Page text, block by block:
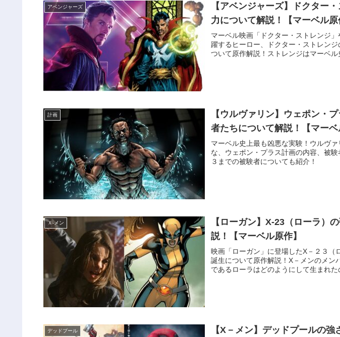
アベンジャーズ
【アベンジャーズ】ドクター
力について解説！【マーベル原
マーベル映画「ドクター・ストレンジ
躍するヒーロー、ドクター・ストレン
ついて原作解説！ストレンジはマーベル
計画
【ウルヴァリン】ウェポン・
者たちについて解説！【マーベ
マーベル史上最も凶悪な実験！ウルヴ
な、ウェポン・プラス計画の内容、被
３までの被験者についても紹介！
Ｘ‐メン
【ローガン】X-23（ローラ）
説！【マーベル原作】
映画「ローガン」に登場したX－２３（
誕生について原作解説！X－メンのメン
であるローラはどのようにして生まれた
デッドプール
【X－メン】デッドプールの